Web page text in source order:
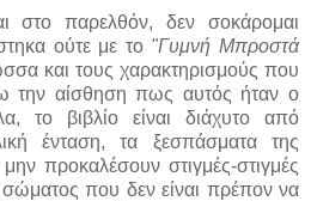
παρελθόν, δεν σοκάρομαι
ούτε με το "Γυμνή Μπροστά
και τους χαρακτηρισμούς που
την αίσθηση πως αυτός ήταν ο
το βιβλίο είναι διάχυτο από
ένταση, τα ξεσπάσματα της
προκαλέσουν στιγμές-στιγμές
που δεν είναι πρέπον να